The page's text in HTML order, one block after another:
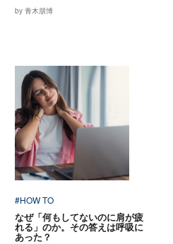
by 青木朋博
#HOW TO
なぜ「何もしてないのに肩が疲
れる」のか。その答えは呼吸に
あった？